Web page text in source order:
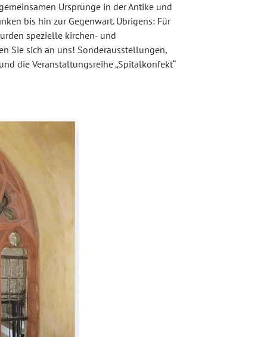
Ursprünge in der Antike und
bis hin zur Gegenwart. Übrigens: Für
spezielle kirchen- und
Sie sich an uns! Sonderausstellungen,
die Veranstaltungsreihe „Spitalkonfekt“